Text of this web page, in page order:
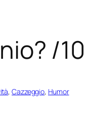
/10
, Cazzeggio, Humor